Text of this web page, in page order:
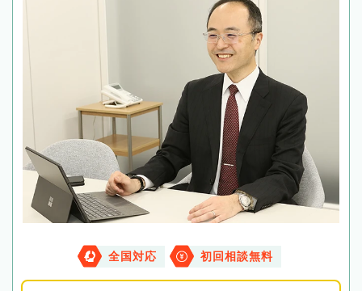
全国対応 初回相談無料